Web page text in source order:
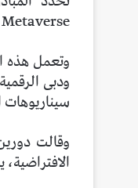
Metaverse فى المدن فى مجالات مثل التخطيط الحضرى والتعليم والخدمات البلدية.
ودبى
سيناريوهات
وقالت